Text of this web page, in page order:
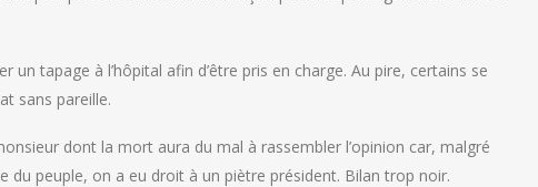
un tapage à l’hôpital afin d’être pris en charge. Au pire, certains se
sans pareille.
dont la mort aura du mal à rassembler l’opinion car, malgré
du peuple, on a eu droit à un piètre président. Bilan trop noir.